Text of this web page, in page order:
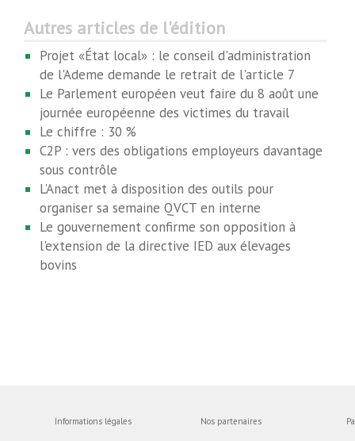
Autres articles de l'édition
Projet «État local» : le conseil d'administration
de l'Ademe demande le retrait de l'article 7
Le Parlement européen veut faire du 8 août une
journée européenne des victimes du travail
Le chiffre : 30 %
C2P : vers des obligations employeurs davantage
sous contrôle
L’Anact met à disposition des outils pour
organiser sa semaine QVCT en interne
Le gouvernement confirme son opposition à
l'extension de la directive IED aux élevages
bovins
Informations légales Nos partenaires